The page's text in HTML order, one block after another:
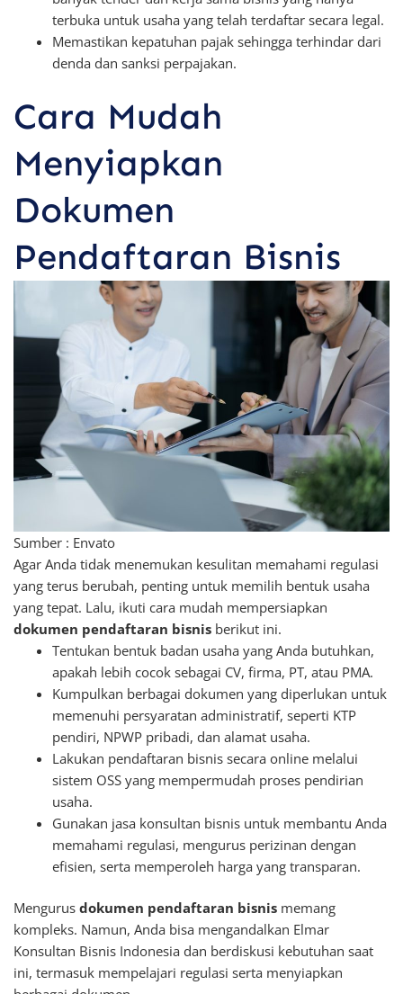
terbuka untuk usaha yang telah terdaftar secara legal.
Memastikan kepatuhan pajak sehingga terhindar dari
denda dan sanksi perpajakan.
Cara Mudah
Menyiapkan
Dokumen
Pendaftaran Bisnis
Sumber : Envato
Agar Anda tidak menemukan kesulitan memahami regulasi
yang terus berubah, penting untuk memilih bentuk usaha
yang tepat. Lalu, ikuti cara mudah mempersiapkan
dokumen pendaftaran bisnis berikut ini.
Tentukan bentuk badan usaha yang Anda butuhkan,
apakah lebih cocok sebagai CV, firma, PT, atau PMA.
Kumpulkan berbagai dokumen yang diperlukan untuk
memenuhi persyaratan administratif, seperti KTP
pendiri, NPWP pribadi, dan alamat usaha.
Lakukan pendaftaran bisnis secara online melalui
sistem OSS yang mempermudah proses pendirian
usaha.
Gunakan jasa konsultan bisnis untuk membantu Anda
memahami regulasi, mengurus perizinan dengan
efisien, serta memperoleh harga yang transparan.
Mengurus dokumen pendaftaran bisnis memang
kompleks. Namun, Anda bisa mengandalkan Elmar
Konsultan Bisnis Indonesia dan berdiskusi kebutuhan saat
ini, termasuk mempelajari regulasi serta menyiapkan